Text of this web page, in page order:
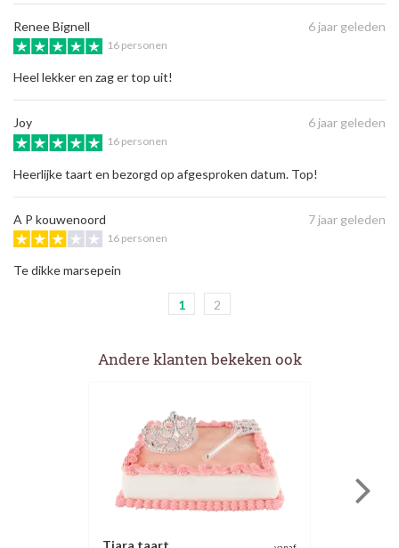
Renee Bignell 6 jaar geleden
16 personen
Heel lekker en zag er top uit!
Joy 6 jaar geleden
16 personen
Heerlijke taart en bezorgd op afgesproken datum. Top!
A P kouwenoord 7 jaar geleden
16 personen
Te dikke marsepein
1 2
Andere klanten bekeken ook
Tiara taart